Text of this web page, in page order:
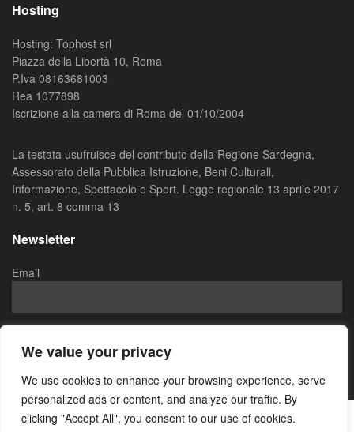
We value your privacy
We use cookies to enhance your browsing experience, serve
personalized ads or content, and analyze our traffic. By
clicking "Accept All", you consent to our use of cookies.
Hosting
Hosting: Tophost srl
Piazza della Libertà 10, Roma
P.Iva 08163681003
Rea 1077898
Iscrizione alla camera di Roma del 01/10/2004
La testata usufruisce del contributo della Regione Sardegna,
Assessorato della Pubblica Istruzione, Beni Culturali,
Informazione, Spettacolo e Sport. Legge regionale 13 aprile 2017
n. 5, art. 8 comma 13
Newsletter
Email
Questo sito utilizza cookie, anche di terze parti, al fine di migliorare